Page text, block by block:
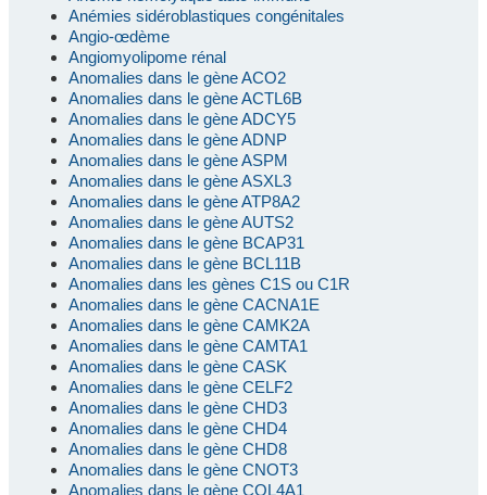
Anémies sidéroblastiques congénitales
Angio-œdème
Angiomyolipome rénal
Anomalies dans le gène ACO2
Anomalies dans le gène ACTL6B
Anomalies dans le gène ADCY5
Anomalies dans le gène ADNP
Anomalies dans le gène ASPM
Anomalies dans le gène ASXL3
Anomalies dans le gène ATP8A2
Anomalies dans le gène AUTS2
Anomalies dans le gène BCAP31
Anomalies dans le gène BCL11B
Anomalies dans les gènes C1S ou C1R
Anomalies dans le gène CACNA1E
Anomalies dans le gène CAMK2A
Anomalies dans le gène CAMTA1
Anomalies dans le gène CASK
Anomalies dans le gène CELF2
Anomalies dans le gène CHD3
Anomalies dans le gène CHD4
Anomalies dans le gène CHD8
Anomalies dans le gène CNOT3
Anomalies dans le gène COL4A1